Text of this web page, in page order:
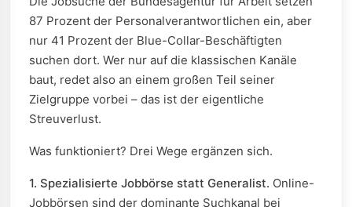
87 Prozent der Personalverantwortlichen ein, aber
nur 41 Prozent der Blue-Collar-Beschäftigten
suchen dort. Wer nur auf die klassischen Kanäle
baut, redet also an einem großen Teil seiner
Zielgruppe vorbei – das ist der eigentliche
Streuverlust.
Was funktioniert? Drei Wege ergänzen sich.
1. Spezialisierte Jobbörse statt Generalist. Online-
Jobbörsen sind der dominante Suchkanal bei